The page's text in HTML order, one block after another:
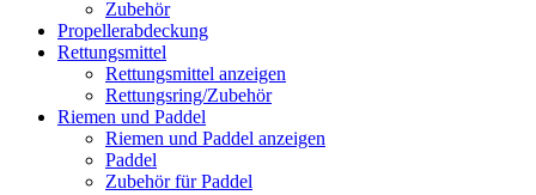
Zubehör
Propellerabdeckung
Rettungsmittel
Rettungsmittel anzeigen
Rettungsring/Zubehör
Riemen und Paddel
Riemen und Paddel anzeigen
Paddel
Zubehör für Paddel